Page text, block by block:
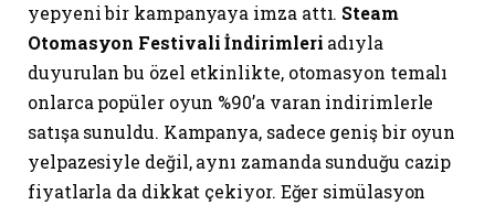
yepyeni bir kampanyaya imza attı. Steam
Otomasyon Festivali İndirimleri adıyla
duyurulan bu özel etkinlikte, otomasyon temalı
onlarca popüler oyun %90’a varan indirimlerle
satışa sunuldu. Kampanya, sadece geniş bir oyun
yelpazesiyle değil, aynı zamanda sunduğu cazip
fiyatlarla da dikkat çekiyor. Eğer simülasyon